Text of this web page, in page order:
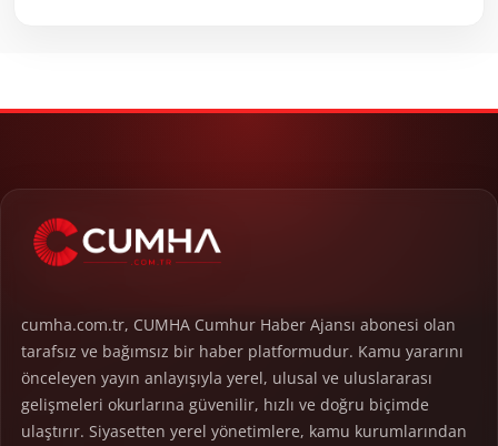
cumha.com.tr, CUMHA Cumhur Haber Ajansı abonesi olan
tarafsız ve bağımsız bir haber platformudur. Kamu yararını
önceleyen yayın anlayışıyla yerel, ulusal ve uluslararası
gelişmeleri okurlarına güvenilir, hızlı ve doğru biçimde
ulaştırır. Siyasetten yerel yönetimlere, kamu kurumlarından